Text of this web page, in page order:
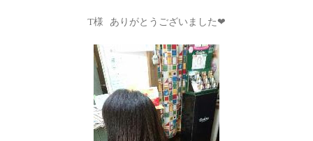
T様 ありがとうございました❤